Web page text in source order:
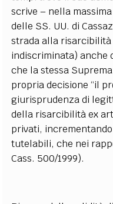
scrive – nella
delle SS. UU. di
strada alla risarcibilità
indiscriminata) anche
che la stessa
propria decisione “il
giurisprudenza di
della risarcibilità ex
privati,
tutelabili, che nei
Cass. 500/1999).